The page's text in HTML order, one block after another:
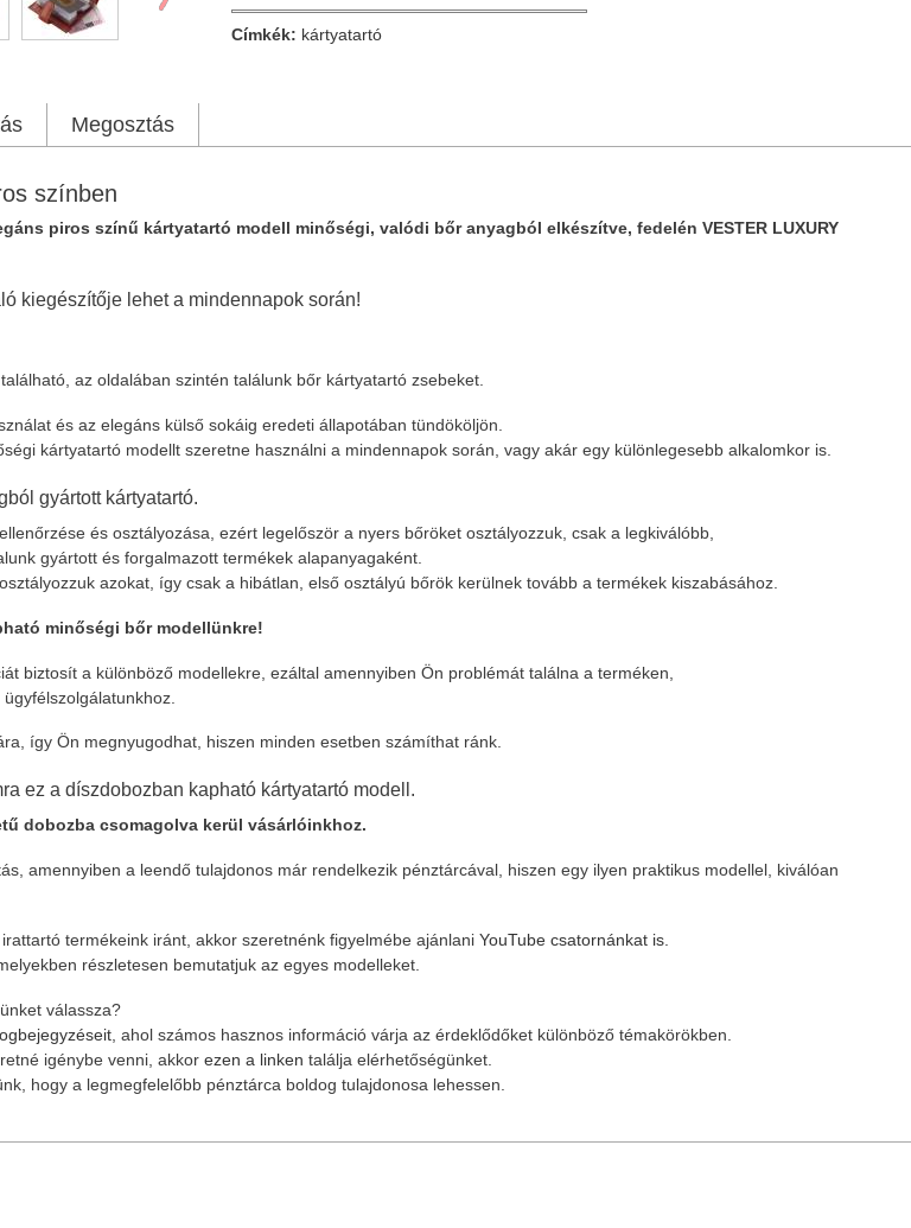
Címkék: kártyatartó
Megosztás
színben
piros színű kártyatartó modell minőségi, valódi bőr anyagból elkészítve, fedelén VESTER LUXURY
kiegészítője lehet a mindennapok során!
az oldalában szintén találunk bőr kártyatartó zsebeket.
és az elegáns külső sokáig eredeti állapotában tündököljön.
kártyatartó modellt szeretne használni a mindennapok során, vagy akár egy különlegesebb alkalomkor is.
gyártott kártyatartó.
és osztályozása, ezért legelőször a nyers bőröket osztályozzuk, csak a legkiválóbb,
gyártott és forgalmazott termékek alapanyagaként.
azokat, így csak a hibátlan, első osztályú bőrök kerülnek tovább a termékek kiszabásához.
minőségi bőr modellünkre!
biztosít a különböző modellekre, ezáltal amennyiben Ön problémát találna a terméken,
így Ön megnyugodhat, hiszen minden esetben számíthat ránk.
ez a díszdobozban kapható kártyatartó modell.
dobozba csomagolva kerül vásárlóinkhoz.
amennyiben a leendő tulajdonos már rendelkezik pénztárcával, hiszen egy ilyen praktikus modellel, kiválóan
termékeink iránt, akkor szeretnénk figyelmébe ajánlani YouTube csatornánkat is.
részletesen bemutatjuk az egyes modelleket.
válassza?
, ahol számos hasznos információ várja az érdeklődőket különböző témakörökben.
igénybe venni, akkor ezen a linken találja elérhetőségünket.
hogy a legmegfelelőbb pénztárca boldog tulajdonosa lehessen.